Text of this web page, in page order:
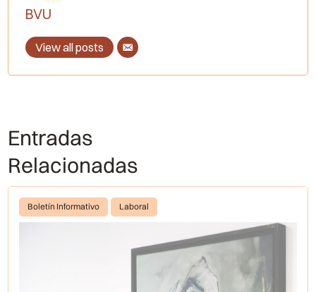
BVU
View all posts
Entradas
Relacionadas
Boletín Informativo Laboral